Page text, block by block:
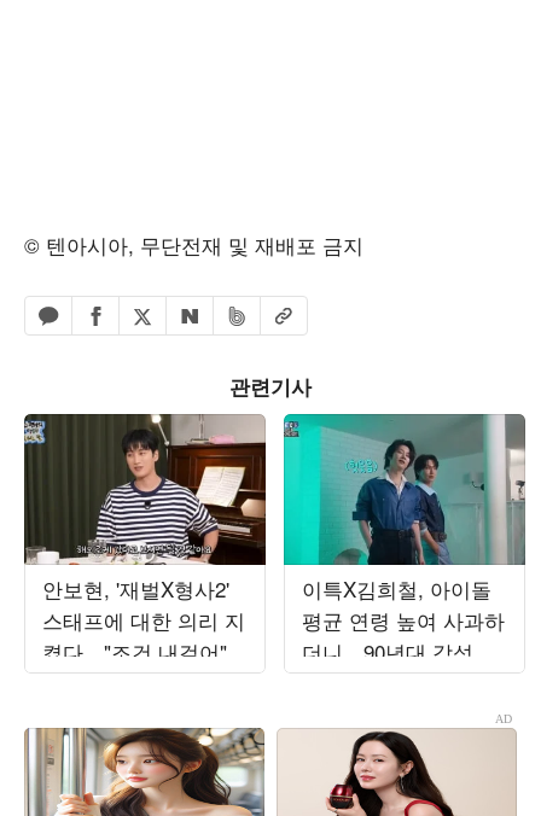
© 텐아시아, 무단전재 및 재배포 금지
카카오톡 공유하기
페이스북 공유하기
엑스 공유하기
네이버 공유하기
밴드 공유하기
URL복사
관련기사
안보현, '재벌X형사2'
스태프에 대한 의리 지
켰다…"조건 내걸어"
상남자 면모 ('목요일
이특X김희철, 아이돌
평균 연령 높여 사과하
더니…90년대 감성 재
해석 ('트기트기 이특')